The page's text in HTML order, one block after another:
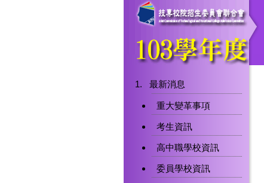
最新消息
重大變革事項
考生資訊
高中職學校資訊
委員學校資訊